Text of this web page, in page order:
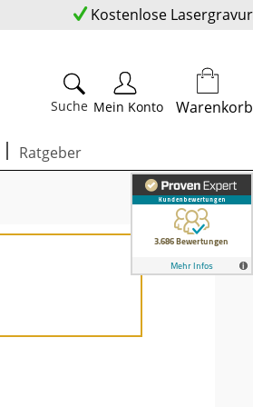
Kostenlose Lasergravur
Suche Mein Konto Warenkorb
Ratgeber